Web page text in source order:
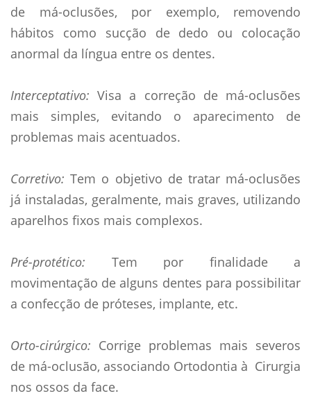
de má-oclusões, por exemplo, removendo
hábitos como sucção de dedo ou colocação
anormal da lí­ngua entre os dentes.
Interceptativo: Visa a correção de má-oclusões
mais simples, evitando o aparecimento de
problemas mais acentuados.
Corretivo: Tem o objetivo de tratar má-oclusões
já instaladas, geralmente, mais graves, utilizando
aparelhos fixos mais complexos.
Pré-protético: Tem por finalidade a
movimentação de alguns dentes para possibilitar
a confecção de próteses, implante, etc.
Orto-cirúrgico: Corrige problemas mais severos
de má-oclusão, associando Ortodontia à Cirurgia
nos ossos da face.